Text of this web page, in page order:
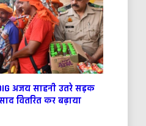
अजय साहनी उतरे सड़क
वितरित कर बढ़ाया